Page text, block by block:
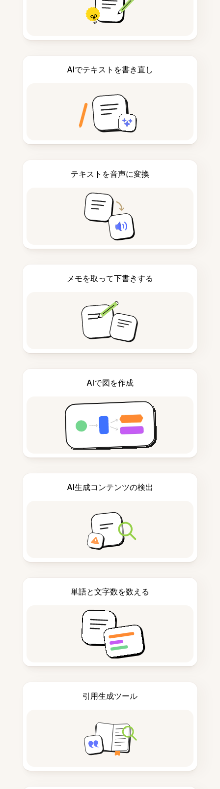
AIでテキストを書き直し
テキストを音声に変換
メモを取って下書きする
AIで図を作成
AI生成コンテンツの検出
単語と文字数を数える
引用生成ツール